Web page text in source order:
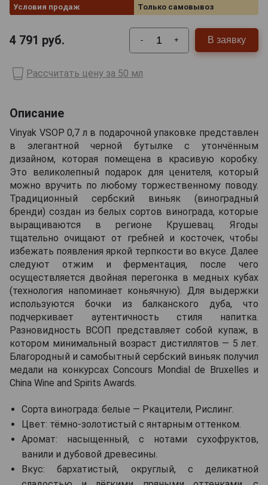
Условия продаж
Только самовывоз
4 791 руб. - + В заявку
Рассчитать цену за 50 мл
Описание
Vinyak VSOP 0,7 л в подарочной упаковке представлен
в элегантной черной бутылке с утончённым
дизайном, которая помещена в красивую коробку.
Это великолепный подарок для ценителя, который
можно вручить по любому торжественному поводу.
Традиционный сербский виньяк (виноградный
бренди) создан из белых сортов винограда, которые
выращиваются в регионе Крушевац. Ягоды
тщательно очищают от гребней и косточек, чтобы
избежать появления яркой терпкости во вкусе. Далее
следуют отжим и ферментация, после чего
осуществляется двойная перегонка в медных кубах
(технология напоминает коньячную). Для выдержки
используются бочки из балканского дуба, что
подчеркивает аутентичность стиля напитка.
Разновидность ВСОП представляет собой купаж, в
котором минимальный возраст дистиллятов — 5 лет.
Благородный и самобытный сербский виньяк получил
медали на конкурсах Concours Mondial de Bruxelles и
China Wine and Spirits Awards.
Сорта винограда: белые — Ркацители, Рислинг.
Цвет: тёмно-золотистый с янтарным оттенком.
Аромат: насыщенный, с нотами сухофруктов,
ванили и дубовой древесины.
Вкус: бархатистый, округлый, с деликатной